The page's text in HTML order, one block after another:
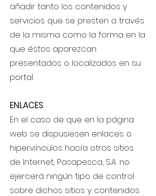
añadir tanto los contenidos y
servicios que se presten a través
de la misma como la forma en la
que éstos aparezcan
presentados o localizados en su
portal.
ENLACES
En el caso de que en la página
web se dispusiesen enlaces o
hipervínculos hacía otros sitios
de Internet, Pasapesca, S.A. no
ejercerá ningún tipo de control
sobre dichos sitios y contenidos.